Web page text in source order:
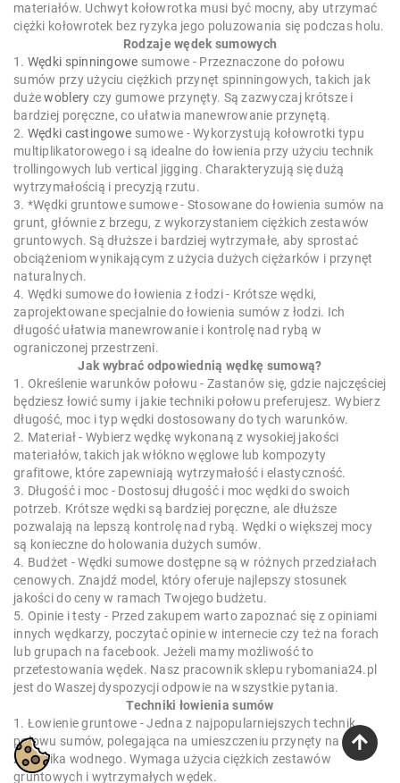
materiałów. Uchwyt kołowrotka musi być mocny, aby utrzymać
ciężki kołowrotek bez ryzyka jego poluzowania się podczas holu.
Rodzaje wędek sumowych
1. Wędki spinningowe sumowe - Przeznaczone do połowu
sumów przy użyciu ciężkich przynęt spinningowych, takich jak
dużewoblery czy gumowe przynęty. Są zazwyczaj krótsze i
bardziej poręczne, co ułatwia manewrowanie przynętą.
2. Wędki castingowe sumowe - Wykorzystują kołowrotki typu
multiplikatorowego i są idealne do łowienia przy użyciu technik
trollingowych lub vertical jigging. Charakteryzują się dużą
wytrzymałością i precyzją rzutu.
3. *Wędki gruntowe sumowe - Stosowane do łowienia sumów na
grunt, głównie z brzegu, z wykorzystaniem ciężkich zestawów
gruntowych. Są dłuższe i bardziej wytrzymałe, aby sprostać
obciążeniom wynikającym z użycia dużych ciężarków i przynęt
naturalnych.
4. Wędki sumowe do łowienia z łodzi - Krótsze wędki,
zaprojektowane specjalnie do łowienia sumów z łodzi. Ich
długość ułatwia manewrowanie i kontrolę nad rybą w
ograniczonej przestrzeni.
Jak wybrać odpowiednią wędkę sumową?
1. Określenie warunków połowu - Zastanów się, gdzie najczęściej
będziesz łowić sumy i jakie techniki połowu preferujesz. Wybierz
długość, moc i typ wędki dostosowany do tych warunków.
2. Materiał - Wybierz wędkę wykonaną z wysokiej jakości
materiałów, takich jak włókno węglowe lub kompozyty
grafitowe, które zapewniają wytrzymałość i elastyczność.
3. Długość i moc - Dostosuj długość i moc wędki do swoich
potrzeb. Krótsze wędki są bardziej poręczne, ale dłuższe
pozwalają na lepszą kontrolę nad rybą. Wędki o większej mocy
są konieczne do holowania dużych sumów.
4. Budżet - Wędki sumowe dostępne są w różnych przedziałach
cenowych. Znajdź model, który oferuje najlepszy stosunek
jakości do ceny w ramach Twojego budżetu.
5. Opinie i testy - Przed zakupem warto zapoznać się z opiniami
innych wędkarzy, poczytać opinie w internecie czy też na forach
lub grupach na facebook. Jeżeli mamy możliwość to
przetestowania wędek. Nasz pracownik sklepu rybomania24.pl
jest do Waszej dyspozycji odpowie na wszystkie pytania.
Techniki łowienia sumów
1. Łowienie gruntowe - Jedna z najpopularniejszych technik
połowu sumów, polegająca na umieszczeniu przynęty na dnie
zbiornika wodnego. Wymaga użycia ciężkich zestawów
gruntowych i wytrzymałych wędek.